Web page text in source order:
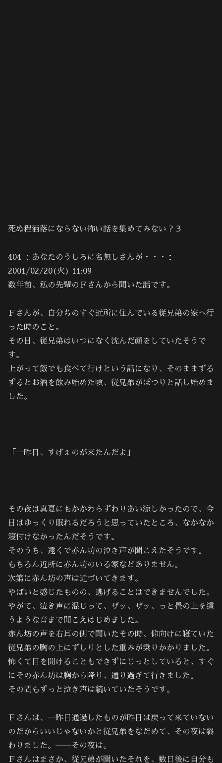
死ぬ程洒落にならない怖い話を集めてみない？３
404 ：あなたのうしろに名無しさんが・・・：
2001/02/20(火) 11:09
数年前、私の先輩のＦさんから聞いた話です。
Ｆさんが、自分ちのすぐ近所に住んでいる従兄弟の家へ行
った時のこと。
その日、従兄弟はいつになく沈んだ顔をしていたそうで
す。
上がって飯でも食べて行けという話になり、そのままずる
ずるとお酒を飲み始めた頃、従兄弟がぽつりと話し始めま
した。
「一昨日、すげぇのが来たんだよ」
その夜は真夏にもかかわらずわりあい涼しかったので、今
日はゆっくり眠れるだろうと思っていたところ、なかなか
寝付けなかったんだそうです。
そのうち、遠くで赤ん坊の泣き声が聞こえたそうです。
もちろん近所に赤ん坊のいる家などありません。
次第に赤ん坊の声は近づいてきます。
やばいと感じたものの、逃げることはできませんでした。
やがて、泣き声に混じって、ザッ、ザッ、っと畳の上を這
うような音まで聞こえはじめました。
赤ん坊の声を右耳の側で聞いたその時、仰向けに寝ていた
従兄弟の胸の上にずしりとした重みが乗りかかりました。
怖くて目を開けることもできずにじっとしていると、すぐ
にその赤ん坊は胸から降り、通り過ぎて行きました。
その間もずっと泣き声は続いていたそうです。
Ｆさんは、一昨日通過したものが昨日は戻って来ていない
のだからいいじゃないかと従兄弟をなだめて、その夜は終
わりました。――その夜は。
Ｆさんはまさか、従兄弟が聞いたそれを、数日後に自分も